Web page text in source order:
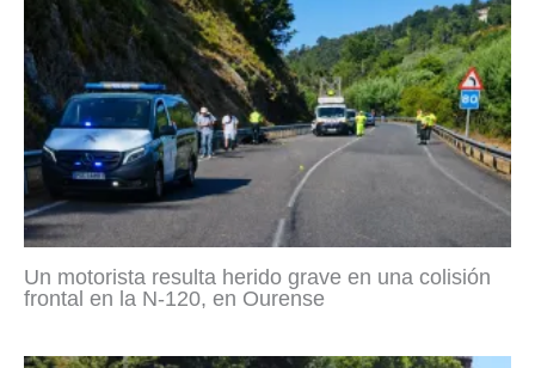
Un motorista resulta herido grave en una colisión
frontal en la N-120, en Ourense